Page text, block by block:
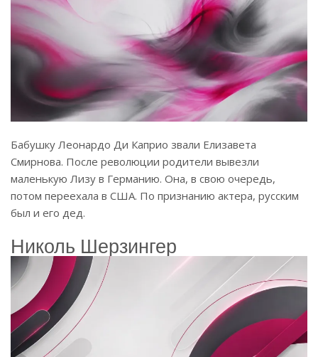
Бабушку Леонардо Ди Каприо звали Елизавета
Смирнова. После революции родители вывезли
маленькую Лизу в Германию. Она, в свою очередь,
потом переехала в США. По признанию актера, русским
был и его дед.
Николь Шерзингер